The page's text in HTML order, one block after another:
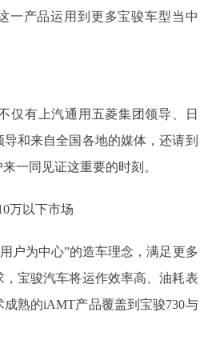
一产品运用到更多宝骏车型当中
仅有上汽通用五菱集团领导、日
和来自全国各地的媒体，还请到
一同见证这重要的时刻。
万以下市场
户为中心”的造车理念，满足更多
宝骏汽车将运作效率高、油耗表
熟的iAMT产品覆盖到宝骏730与